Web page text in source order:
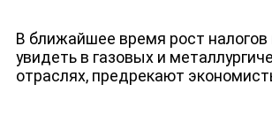
В ближайшее время рост
увидеть в газовых и
отраслях, предрекают